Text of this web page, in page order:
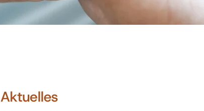
Aktuelles